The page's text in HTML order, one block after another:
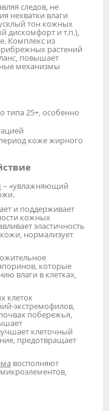
следов, не
нехватки влаги
тон кожных
дискомфорт и т.п.),
Комплекс из
растений
повышает
механизмы
типа 25+, особенно
коже жирного
– «увлажняющий
и поддерживает
кожных
эластичность
нормализует
которые
влаги в клетках,
клеток
экстремофилов,
побережья,
клеточный
предотвращает
восполняют